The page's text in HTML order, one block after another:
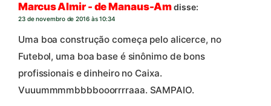
Marcus Almir - de Manaus-Amdisse:
23 de novembro de 2016 às 10:34
Uma boa construção começa pelo alicerce, no
Futebol, uma boa base é sinônimo de bons
profissionais e dinheiro no Caixa.
Vuuummmmbbbbooorrrraaa. SAMPAIO.